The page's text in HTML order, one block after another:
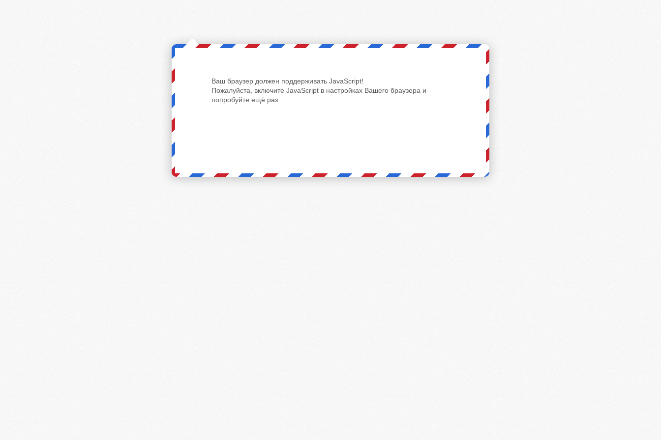
Ваш браузер должен поддерживать JavaScript!
Пожалуйста, включите JavaScript в настройках Вашего браузера и
попробуйте ещё раз